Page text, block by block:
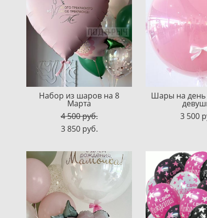
Набор из шаров на 8
Марта
4 500 pуб.
3 850 pуб.
Шары на
3 500